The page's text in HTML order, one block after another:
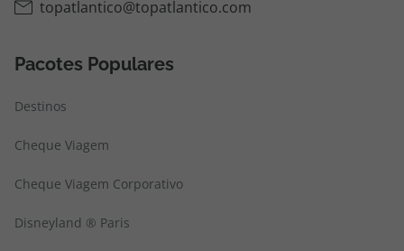
topatlantico@topatlantico.com
Pacotes Populares
Destinos
Cheque Viagem
Cheque Viagem Corporativo
Disneyland ® Paris